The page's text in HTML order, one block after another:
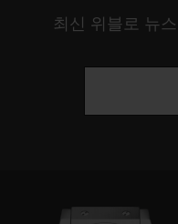
최신 위블로 뉴